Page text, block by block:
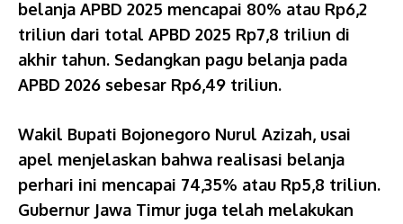
belanja APBD 2025 mencapai 80% atau Rp6,2
triliun dari total APBD 2025 Rp7,8 triliun di
akhir tahun. Sedangkan pagu belanja pada
APBD 2026 sebesar Rp6,49 triliun.
Wakil Bupati Bojonegoro Nurul Azizah, usai
apel menjelaskan bahwa realisasi belanja
perhari ini mencapai 74,35% atau Rp5,8 triliun.
Gubernur Jawa Timur juga telah melakukan